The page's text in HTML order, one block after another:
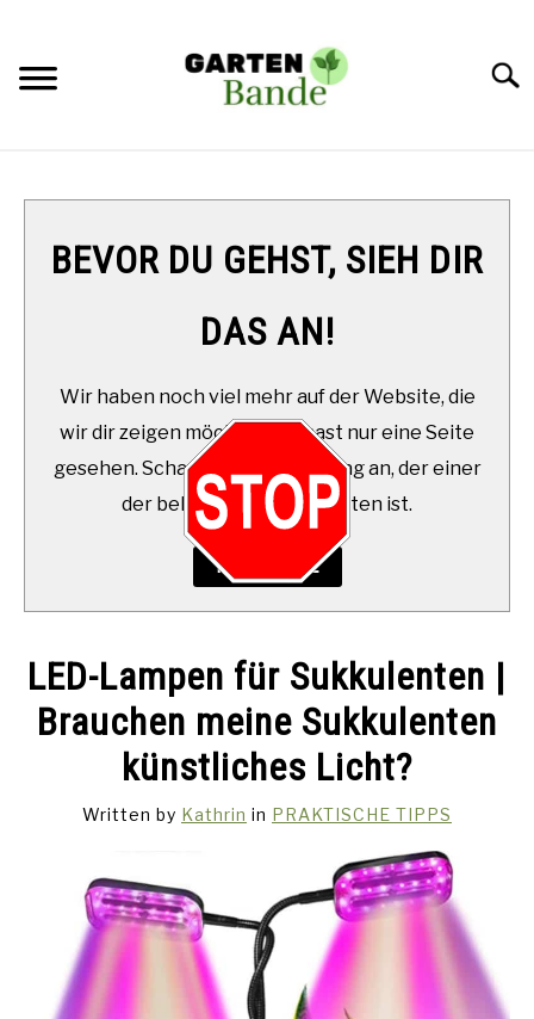
content
BEVOR DU GEHST, SIEH DIR
DAS AN!
Wir haben noch viel mehr auf der Website, die
wir dir zeigen möchten. Du hast nur eine Seite
gesehen. Schau Dir diesen Beitrag an, der einer
der beliebtesten aller Zeiten ist.
READ MORE
LED-Lampen für Sukkulenten |
Brauchen meine Sukkulenten
künstliches Licht?
Written by Kathrin in PRAKTISCHE TIPPS